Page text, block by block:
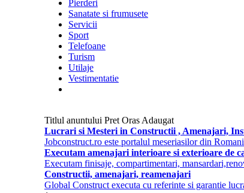
Pierderi
Sanatate si frumusete
Servicii
Sport
Telefoane
Turism
Utilaje
Vestimentatie
Titlul anuntului Pret Oras Adaugat
Lucrari si Mesteri in Constructii , Amenajari,
Jobconstruct.ro este portalul meseriasilor din
Executam amenajari interioare si exterioare de
Executam finisaje, compartimentari,
Constructii, amenajari, reamenajari
Global Construct executa cu referinte si garantie